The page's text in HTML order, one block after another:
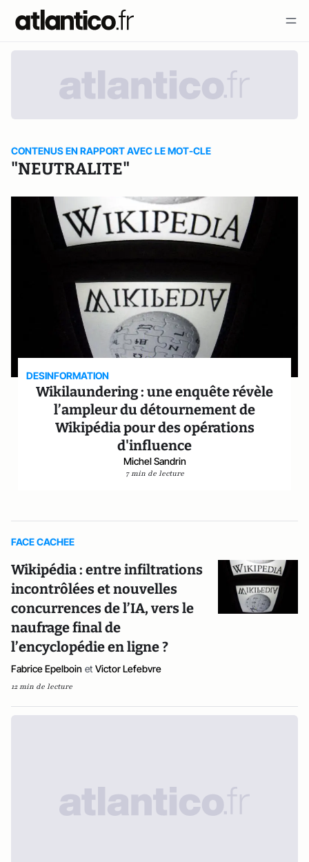
CONTENUS EN RAPPORT AVEC LE MOT-CLE
"NEUTRALITE"
DESINFORMATION
Wikilaundering : une enquête révèle
l’ampleur du détournement de
Wikipédia pour des opérations
d'influence
Michel Sandrin
7 min de lecture
FACE CACHEE
Wikipédia : entre infiltrations
incontrôlées et nouvelles
concurrences de l’IA, vers le
naufrage final de
l’encyclopédie en ligne ?
Fabrice Epelboin et Victor Lefebvre
12 min de lecture